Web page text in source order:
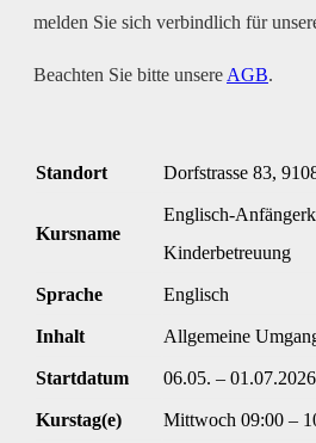
melden Sie sich verbindlich für
Beachten Sie bitte unsere AGB.
Standort Dorfstrasse 83,
Kursname
Englisch-
Kinderbetreuung
Sprache Englisch
Inhalt Allgemeine
Startdatum 06.05. – 01.07.2026
Kurstag(e) Mittwoch 09:00 –